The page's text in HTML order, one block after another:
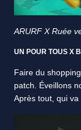
ARURF X Ruée
UN POUR TOUS X
Faire du
patch. Éveillons
Après tout, qui